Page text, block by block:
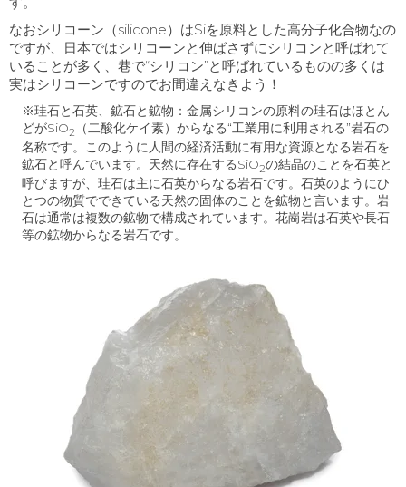
なおシリコーン（silicone）はSiを原料とした高分子化合物なの
ですが、日本ではシリコーンと伸ばさずにシリコンと呼ばれて
いることが多く、巷で“シリコン”と呼ばれているものの多くは
実はシリコーンですのでお間違えなきよう！
※珪石と石英、鉱石と鉱物：金属シリコンの原料の珪石はほとん
どがSiO2
（二酸化ケイ素）からなる“工業用に利用される”岩石の
名称です。このように人間の経済活動に有用な資源となる岩石を
鉱石と呼んでいます。天然に存在するSiO2の結晶のことを石英と
呼びますが、珪石は主に石英からなる岩石です。石英のようにひ
とつの物質でできている天然の固体のことを鉱物と言います。岩
石は通常は複数の鉱物で構成されています。花崗岩は石英や長石
等の鉱物からなる岩石です。